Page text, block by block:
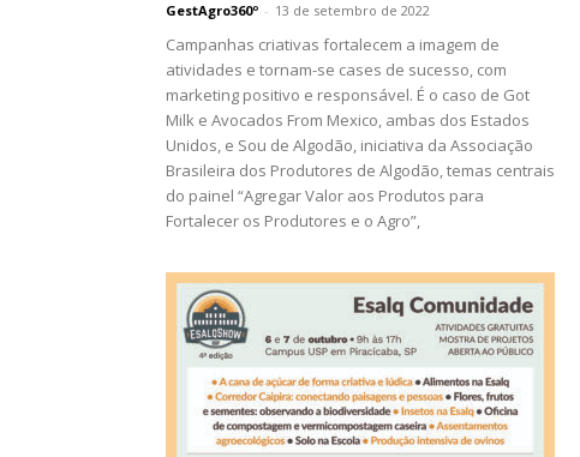
GestAgro360º - 13 de setembro de 2022
Campanhas criativas fortalecem a imagem de
atividades e tornam-se cases de sucesso, com
marketing positivo e responsável. É o caso de Got
Milk e Avocados From Mexico, ambas dos Estados
Unidos, e Sou de Algodão, iniciativa da Associação
Brasileira dos Produtores de Algodão, temas centrais
do painel “Agregar Valor aos Produtos para
Fortalecer os Produtores e o Agro”,